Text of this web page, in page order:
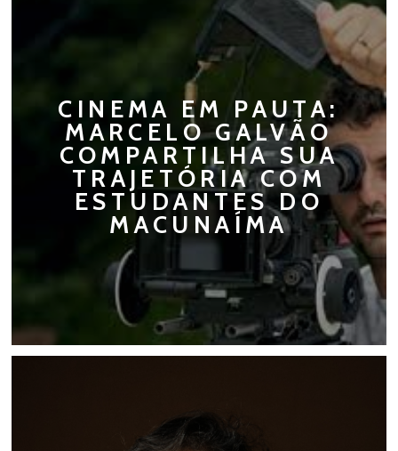
CINEMA EM PAUTA:
MARCELO GALVÃO
COMPARTILHA SUA
TRAJETÓRIA COM
ESTUDANTES DO
MACUNAÍMA